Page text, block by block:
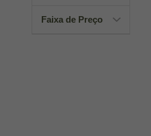
Faixa de Preço